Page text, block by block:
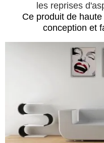
les reprises
Ce produit de
conception et